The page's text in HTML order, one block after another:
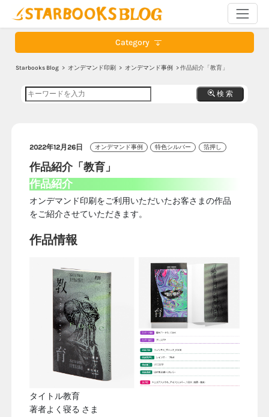
Category
検 索
Starbooks Blog > オンデマンド印刷 > オンデマンド事例 > 作品紹介「教育」
2022年12月26日 オンデマンド事例 特色シルバー 箔押し
作品紹介「教育」
作品紹介
オンデマンド印刷をご利用いただいたお客さまの作品
をご紹介させていただきます。
作品情報
タイトル教育
著者よく寝る さま